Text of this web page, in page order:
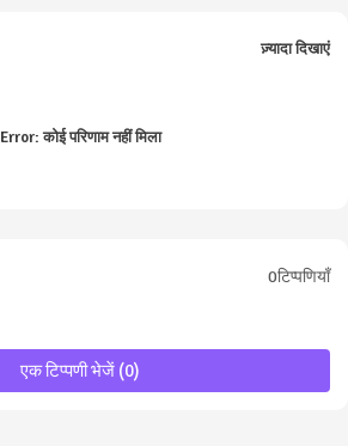
ज़्यादा दिखाएं
Error:कोई परिणाम नहीं मिला
0टिप्पणियाँ
एक टिप्पणी भेजें (0)